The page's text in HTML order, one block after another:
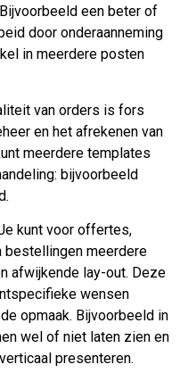
een beter of
door onderaanneming
in meerdere posten
van orders is fors
en het afrekenen van
meerdere templates
bijvoorbeeld
kunt voor offertes,
bestellingen meerdere
afwijkende lay-out. Deze
wensen
opmaak. Bijvoorbeeld in
wel of niet laten zien en
presenteren.